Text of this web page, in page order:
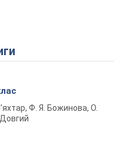
Video
Ф. Я. Божинова, О.